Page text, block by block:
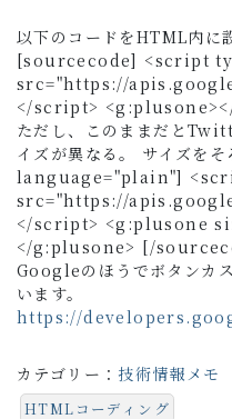
以下のコードをHTML内に
[sourcecode] <script
src="https://
</script>
ただし、このままだと
イズが異なる。 サイズを
language="plain"]
src="https://
</script> <g:plusone
</g:plusone> [/
Googleのほうでボタンカ
います。
https://
カテゴリー： 技術情報メモ
HTMLコーディング